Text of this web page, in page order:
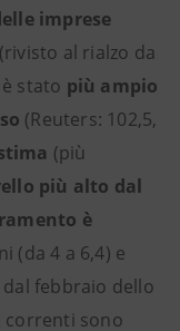
imprese
al rialzo da
stato più ampio
(Reuters: 102,5,
(più
più alto dal
è
(da 4 a 6,4) e
febbraio dello
correnti sono